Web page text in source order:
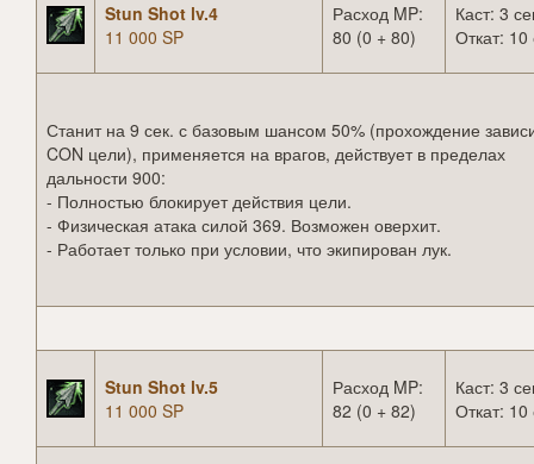
Stun Shot lv.4
11 000 SP
Расход MP:
80 (0 + 80)
Каст: 3
Откат: 10
Станит на 9 сек. с базовым шансом 50% (прохождение
CON цели), применяется на врагов, действует в пределах
дальности 900:
- Полностью блокирует действия цели.
- Физическая атака силой 369. Возможен оверхит.
- Работает только при условии, что экипирован лук.
Stun Shot lv.5
11 000 SP
Расход MP:
82 (0 + 82)
Каст: 3
Откат: 10